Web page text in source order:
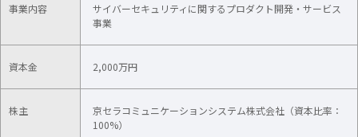
事業内容
サイバーセキュリティに関するプロダクト開発・サービス
事業
資本金 2,000万円
株主
京セラコミュニケーションシステム株式会社（資本比率：
100%）​